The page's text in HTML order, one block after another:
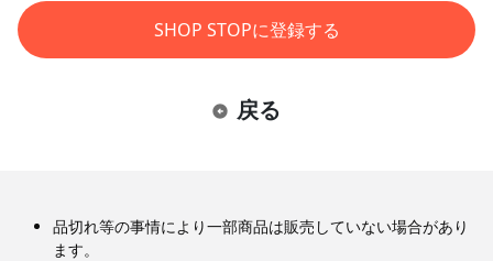
SHOP STOPに登録する
戻る
品切れ等の事情により一部商品は販売していない場合があり
ます。